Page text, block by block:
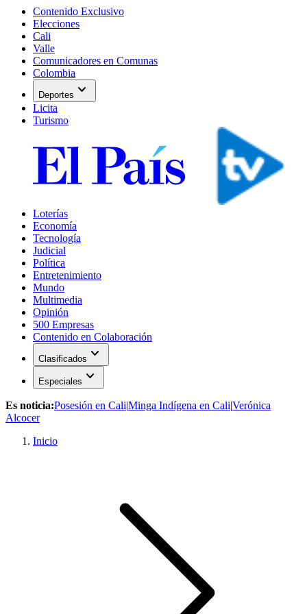
Contenido Exclusivo
Elecciones
Cali
Valle
Comunicadores en Comunas
Colombia
Deportes expand_more
Licita
Turismo
Loterías
Economía
Tecnología
Judicial
Política
Entretenimiento
Mundo
Multimedia
Opinión
500 Empresas
Contenido en Colaboración
Clasificados expand_more
Especiales expand_more
Es noticia:Posesión en Cali|Minga Indígena en Cali|Verónica
Alcocer
Inicio